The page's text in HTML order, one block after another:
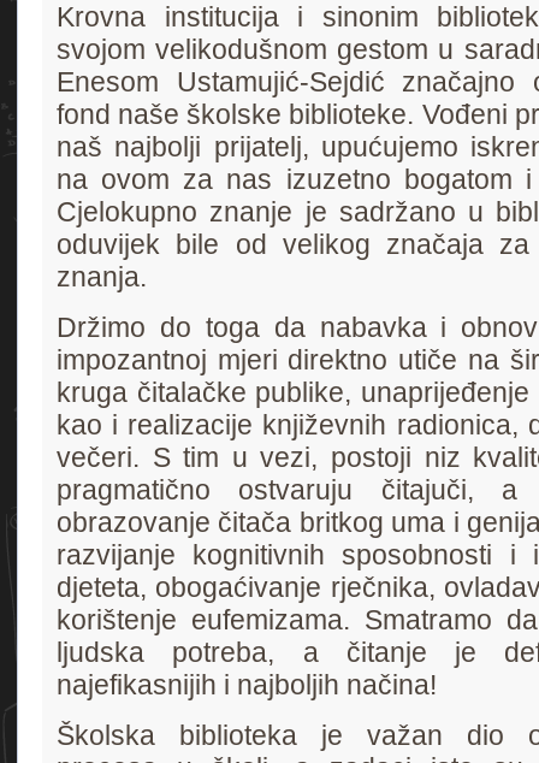
Krovna institucija i sinonim
svojom velikodušnom gestom u
Enesom Ustamujić-Sejdić značajno
fond naše školske biblioteke. Vođeni
naš najbolji prijatelj, upućujemo
na ovom za nas izuzetno bogatom i
Cjelokupno znanje je sadržano u
oduvijek bile od velikog značaja
znanja.
Držimo do toga da nabavka i
impozantnoj mjeri direktno utiče na
kruga čitalačke publike,
kao i realizacije književnih radionica,
večeri. S tim u vezi, postoji niz
pragmatično ostvaruju čitajuči,
obrazovanje čitača britkog uma i
razvijanje kognitivnih sposobnosti i
djeteta, obogaćivanje rječnika,
korištenje eufemizama. Smatramo
ljudska potreba, a čitanje je
najefikasnijih i najboljih načina!
Školska biblioteka je važan dio